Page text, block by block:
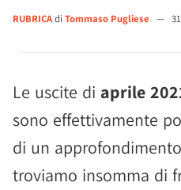
RUBRICAdi Tommaso Pugliese —
Le uscite di aprile
sono effettivamente
di un
troviamo insomma di